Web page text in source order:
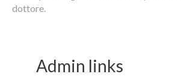
dottore.
Admin links